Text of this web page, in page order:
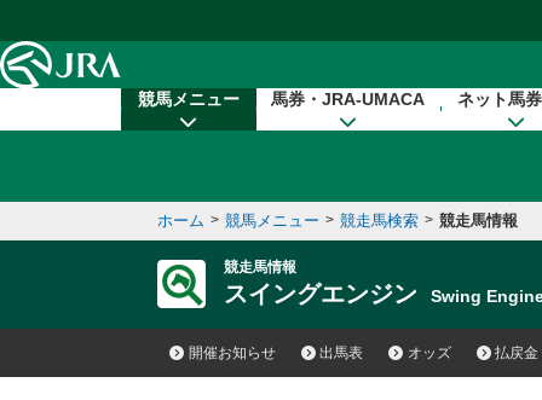
競馬メニュー 馬券・JRA-UMACA ネット馬
ホーム > 競馬メニュー > 競走馬検索 > 競走馬情報
競走馬情報
スイングエンジン Swing
開催お知らせ 出馬表 オッズ 払戻金